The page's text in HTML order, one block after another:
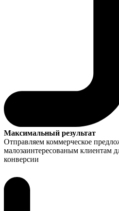
Максимальный результат
Отправляем коммерческое
малозаинтересованым клиентам
конверсии